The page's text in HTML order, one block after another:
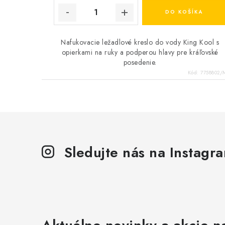
DO KOŠÍKA
Nafukovacie ležadlové kreslo do vody King Kool s
opierkami na ruky a podperou hlavy pre kráľovské
posedenie.
Kód:7758802/
Sledujte nás na